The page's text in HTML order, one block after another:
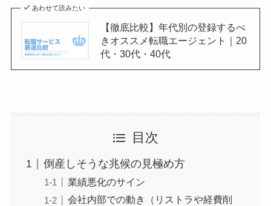
あわせて読みたい
【徹底比較】年代別の登録するべ
きオススメ転職エージェント｜20
代・30代・40代
目次
倒産しそうな兆候の見極め方
業績悪化のサイン
会社内部での動き（リストラや経費削